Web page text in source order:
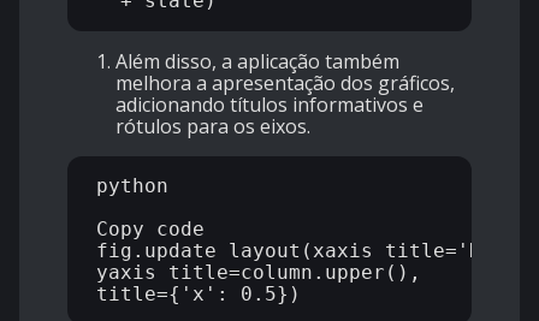
Além disso, a aplicação também
melhora a apresentação dos gráficos,
adicionando títulos informativos e
rótulos para os eixos.
python
Copy code
yaxis_title=column.upper(),